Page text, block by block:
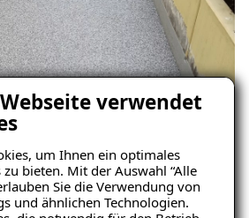
verwendet
um Ihnen ein optimales
bieten. Mit der Auswahl “Alle
Sie die Verwendung von
und ähnlichen Technologien.